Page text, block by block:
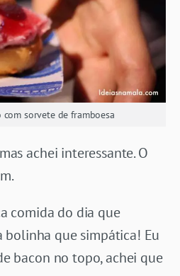
com sorvete de framboesa
achei interessante. O
comida do dia que
bolinha que simpática! Eu
bacon no topo, achei que